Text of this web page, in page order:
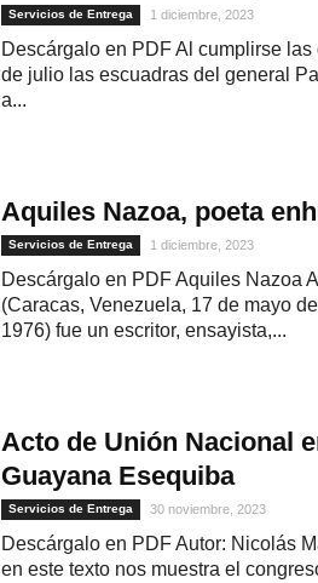
Servicios de Entrega 1 diciembre, 2023
Descárgalo en PDF Al cumplirse
de julio las escuadras del general
a...
Aquiles Nazoa, poeta
Servicios de Entrega 1 diciembre, 2023
Descárgalo en PDF Aquiles Nazoa
(Caracas, Venezuela, 17 de mayo
1976) fue un escritor, ensayista,...
Acto de Unión Nacional
Guayana Esequiba
Servicios de Entrega 30 noviembre, 2023
Descárgalo en PDF Autor: Nicolás
en este texto nos muestra el